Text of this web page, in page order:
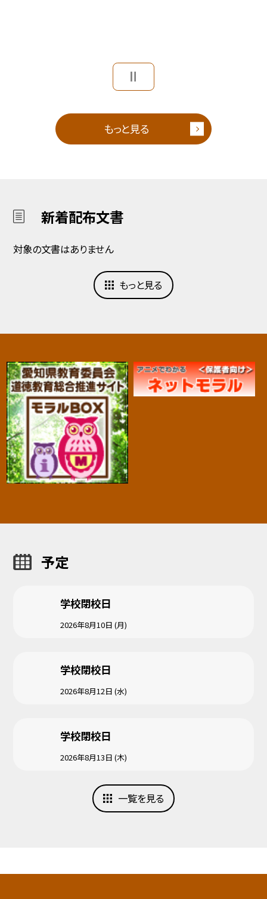
もっと見る
新着配布文書
対象の文書はありません
もっと見る
予定
学校閉校日
2026年8月10日 (月)
学校閉校日
2026年8月12日 (水)
学校閉校日
2026年8月13日 (木)
一覧を見る